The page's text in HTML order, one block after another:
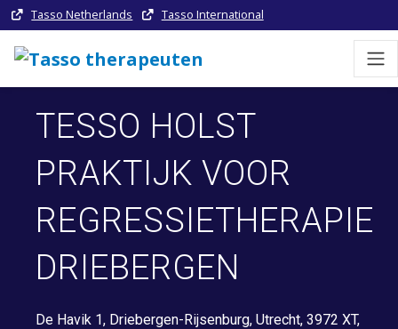
Tasso Netherlands Tasso International
TESSO HOLST
PRAKTIJK VOOR
REGRESSIETHERAPIE
DRIEBERGEN
De Havik 1, Driebergen-Rijsenburg, Utrecht, 3972 XT,